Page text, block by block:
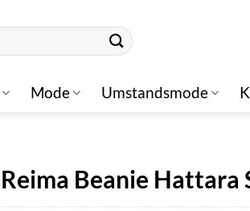
Mode Umstandsmode
Reima Beanie Hattara